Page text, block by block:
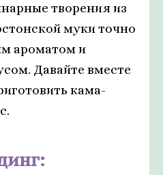
творения из
муки точно
ароматом и
Давайте вместе
кама-